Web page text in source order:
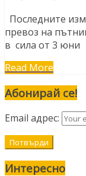
Последните
превоз на
в сила от 3 юни
Read More
Абонирай се!
Email адрес:
Интересно